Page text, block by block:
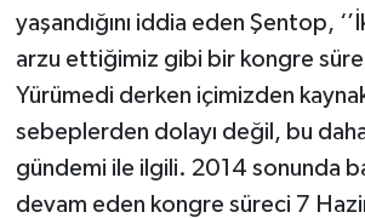
yaşandığını iddia eden Şentop,
arzu ettiğimiz gibi bir kongre
Yürümedi derken içimizden
sebeplerden dolayı değil, bu
gündemi ile ilgili. 2014 sonunda
devam eden kongre süreci 7